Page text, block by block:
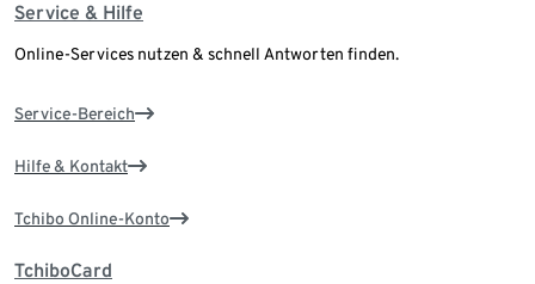
Service & Hilfe
Online-Services nutzen & schnell Antworten finden.
Service-Bereich
Hilfe & Kontakt
Tchibo Online-Konto
TchiboCard